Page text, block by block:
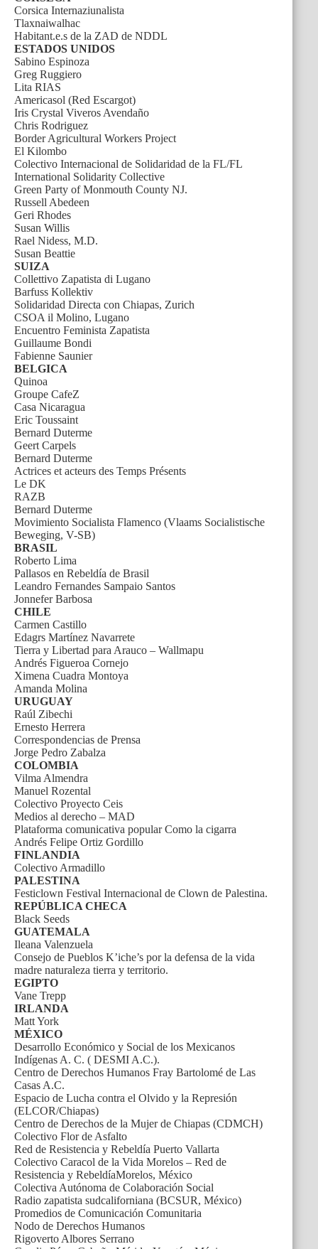
Corsica Internaziunalista
Tlaxnaiwalhac
Habitant.e.s de la ZAD de NDDL
ESTADOS UNIDOS
Sabino Espinoza
Greg Ruggiero
Lita RIAS
Americasol (Red Escargot)
Iris Crystal Viveros Avendaño
Chris Rodriguez
Border Agricultural Workers Project
El Kilombo
Colectivo Internacional de Solidaridad de la FL/FL
International Solidarity Collective
Green Party of Monmouth County NJ.
Russell Abedeen
Geri Rhodes
Susan Willis
Rael Nidess, M.D.
Susan Beattie
SUIZA
Collettivo Zapatista di Lugano
Barfuss Kollektiv
Solidaridad Directa con Chiapas, Zurich
CSOA il Molino, Lugano
Encuentro Feminista Zapatista
Guillaume Bondi
Fabienne Saunier
BELGICA
Quinoa
Groupe CafeZ
Casa Nicaragua
Eric Toussaint
Bernard Duterme
Geert Carpels
Bernard Duterme
Actrices et acteurs des Temps Présents
Le DK
RAZB
Bernard Duterme
Movimiento Socialista Flamenco (Vlaams Socialistische
Beweging, V-SB)
BRASIL
Roberto Lima
Pallasos en Rebeldía de Brasil
Leandro Fernandes Sampaio Santos
Jonnefer Barbosa
CHILE
Carmen Castillo
Edagrs Martínez Navarrete
Tierra y Libertad para Arauco – Wallmapu
Andrés Figueroa Cornejo
Ximena Cuadra Montoya
Amanda Molina
URUGUAY
Raúl Zibechi
Ernesto Herrera
Correspondencias de Prensa
Jorge Pedro Zabalza
COLOMBIA
Vilma Almendra
Manuel Rozental
Colectivo Proyecto Ceis
Medios al derecho – MAD
Plataforma comunicativa popular Como la cigarra
Andrés Felipe Ortiz Gordillo
FINLANDIA
Colectivo Armadillo
PALESTINA
Festiclown Festival Internacional de Clown de Palestina.
REPÚBLICA CHECA
Black Seeds
GUATEMALA
Ileana Valenzuela
Consejo de Pueblos K’iche’s por la defensa de la vida
madre naturaleza tierra y territorio.
EGIPTO
Vane Trepp
IRLANDA
Matt York
MÉXICO
Desarrollo Económico y Social de los Mexicanos
Indígenas A. C. ( DESMI A.C.).
Centro de Derechos Humanos Fray Bartolomé de Las
Casas A.C.
Espacio de Lucha contra el Olvido y la Represión
(ELCOR/Chiapas)
Centro de Derechos de la Mujer de Chiapas (CDMCH)
Colectivo Flor de Asfalto
Red de Resistencia y Rebeldía Puerto Vallarta
Colectivo Caracol de la Vida Morelos – Red de
Resistencia y RebeldíaMorelos, México
Colectiva Autónoma de Colaboración Social
Radio zapatista sudcaliforniana (BCSUR, México)
Promedios de Comunicación Comunitaria
Nodo de Derechos Humanos
Rigoverto Albores Serrano